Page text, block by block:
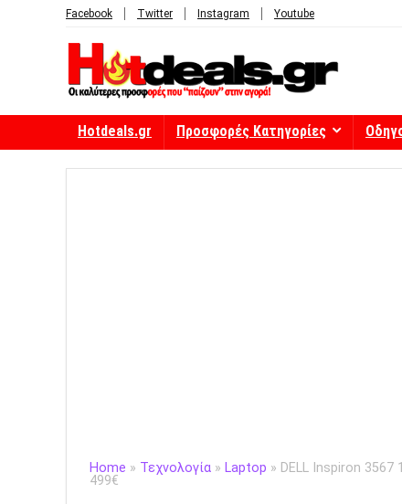
Facebook Twitter Instagram Youtube
Hotdeals.gr Προσφορές Κατηγορίες
Home » Τεχνολογία » Laptop » DELL Inspiron 3567
499€